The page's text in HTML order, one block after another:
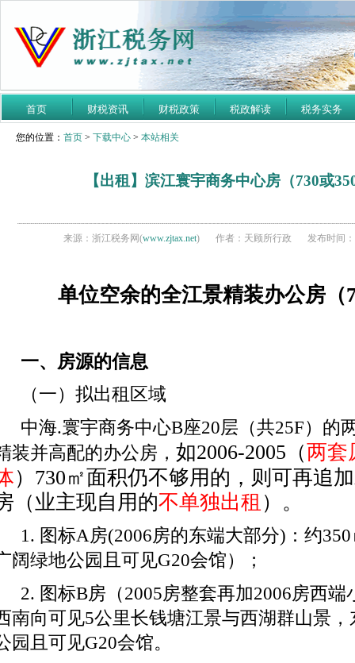
首页 财税资讯 财税政策 税政解读 税务实务
您的位置： 首页 > 下载中心 > 本站相关
【出租】滨江寰宇商务中心房（730或
来源：浙江税务网(www.zjtax.net) 作者：天顾所行政 发布时间
单位空余的全江景精装办公房（
一、房源的信息
（一）拟出租区域
中海.寰宇商务中心B座20层（共25F）的
装并高配的办公房， 如2006-2005 （两套
） 730㎡面积仍不够用的，则可再追
（业主现自用的不单独出租 ）。
1. 图标A 房(2006房的东端大部分) ：约350
阔绿地公园且可见G20会馆）；
2. 图标B房（2005房整套再加2006房西端
南向可见5公里长钱塘江景与西湖群山景
园且可见G20会馆。